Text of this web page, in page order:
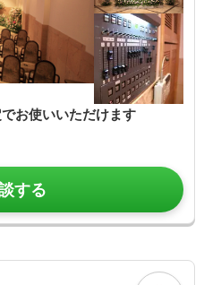
お使いいただけます
する